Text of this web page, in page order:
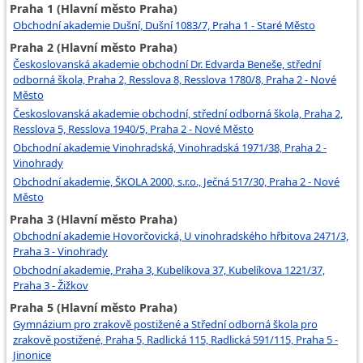
Administrátor krematoria
Administrátor pohřebiště
Praha 1 (Hlavní město Praha)
Obchodní akademie Dušní, Dušní 1083/7, Praha 1 - Staré Město
Praha 2 (Hlavní město Praha)
Českoslovanská akademie obchodní Dr. Edvarda Beneše, střední
odborná škola, Praha 2, Resslova 8, Resslova 1780/8, Praha 2 - Nové
Město
Českoslovanská akademie obchodní, střední odborná škola, Praha 2,
Resslova 5, Resslova 1940/5, Praha 2 - Nové Město
Obchodní akademie Vinohradská, Vinohradská 1971/38, Praha 2 -
Vinohrady
Obchodní akademie, ŠKOLA 2000, s.r.o., Ječná 517/30, Praha 2 - Nové
Město
Praha 3 (Hlavní město Praha)
Obchodní akademie Hovorčovická, U vinohradského hřbitova 2471/3,
Praha 3 - Vinohrady
Obchodní akademie, Praha 3, Kubelíkova 37, Kubelíkova 1221/37,
Praha 3 - Žižkov
Praha 5 (Hlavní město Praha)
Gymnázium pro zrakově postižené a Střední odborná škola pro
zrakově postižené, Praha 5, Radlická 115, Radlická 591/115, Praha 5 -
Jinonice